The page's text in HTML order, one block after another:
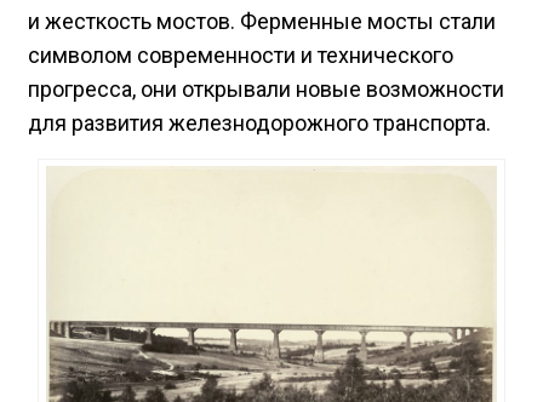
и жесткость мостов. Ферменные мосты стали
символом современности и технического
прогресса, они открывали новые возможности
для развития железнодорожного транспорта.